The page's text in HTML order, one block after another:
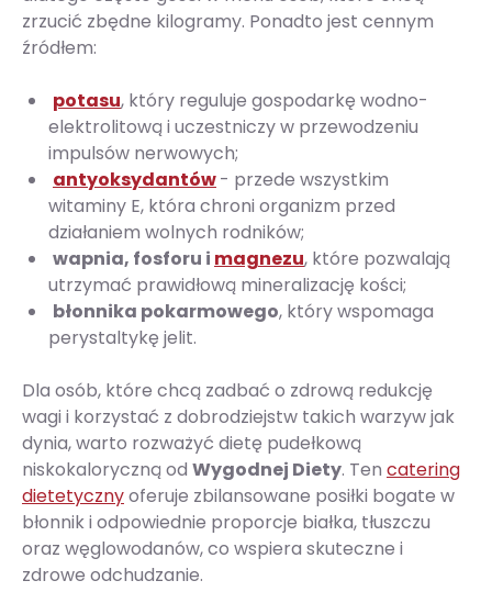
zrzucić zbędne kilogramy. Ponadto jest cennym
źródłem:
potasu, który reguluje gospodarkę wodno-
elektrolitową i uczestniczy w przewodzeniu
impulsów nerwowych;
antyoksydantów- przede wszystkim
witaminy E, która chroni organizm przed
działaniem wolnych rodników;
wapnia, fosforu i magnezu, które pozwalają
utrzymać prawidłową mineralizację kości;
błonnika pokarmowego, który wspomaga
perystaltykę jelit.
Dla osób, które chcą zadbać o zdrową redukcję
wagi i korzystać z dobrodziejstw takich warzyw jak
dynia, warto rozważyć dietę pudełkową
niskokaloryczną od Wygodnej Diety. Ten catering
dietetycznyoferuje zbilansowane posiłki bogate w
błonnik i odpowiednie proporcje białka, tłuszczu
oraz węglowodanów, co wspiera skuteczne i
zdrowe odchudzanie.